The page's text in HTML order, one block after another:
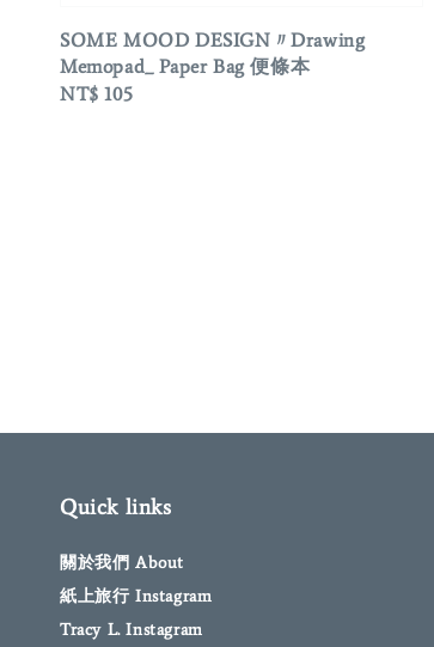
SOME MOOD DESIGN〃Drawing
Memopad_ Paper Bag 便條本
Regular
NT$ 105
Quick links
關於我們 About
紙上旅行 Instagram
Tracy L. Instagram